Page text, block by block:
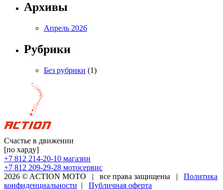
Архивы
Апрель 2026
Рубрики
Без рубрики (1)
Счастье в движении
[по харду]
+7 812 214-20-10 магазин
+7 812 209-29-28 мотосервис
2026 © ACTION MOTO | все права защищены |
Политика
конфиденциальности | Публичная оферта